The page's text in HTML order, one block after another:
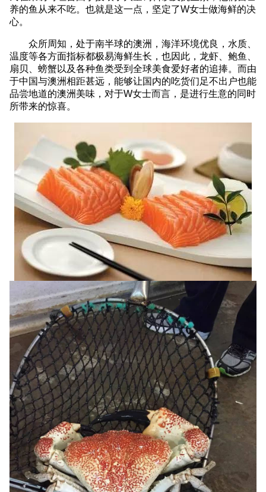
养的鱼从来不吃。也就是这一点，坚定了W女士做海鲜的决
心。
众所周知，处于南半球的澳洲，海洋环境优良，水质、
温度等各方面指标都极易海鲜生长，也因此，龙虾、鲍鱼、
扇贝、螃蟹以及各种鱼类受到全球美食爱好者的追捧。而由
于中国与澳洲相距甚远，能够让国内的吃货们足不出户也能
品尝地道的澳洲美味，对于W女士而言，是进行生意的同时
所带来的惊喜。